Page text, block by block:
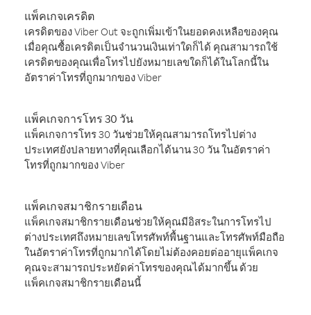
แพ็คเกจเครดิต
เครดิตของ Viber Out จะถูกเพิ่มเข้าในยอดคงเหลือของคุณ
เมื่อคุณซื้อเครดิตเป็นจำนวนเงินเท่าใดก็ได้ คุณสามารถใช้
เครดิตของคุณเพื่อโทรไปยังหมายเลขใดก็ได้ในโลกนี้ใน
อัตราค่าโทรที่ถูกมากของ Viber
แพ็คเกจการโทร 30 วัน
แพ็คเกจการโทร 30 วันช่วยให้คุณสามารถโทรไปต่าง
ประเทศยังปลายทางที่คุณเลือกได้นาน 30 วัน ในอัตราค่า
โทรที่ถูกมากของ Viber
แพ็คเกจสมาชิกรายเดือน
แพ็คเกจสมาชิกรายเดือนช่วยให้คุณมีอิสระในการโทรไป
ต่างประเทศถึงหมายเลขโทรศัพท์พื้นฐานและโทรศัพท์มือถือ
ในอัตราค่าโทรที่ถูกมากได้โดยไม่ต้องคอยต่ออายุแพ็คเกจ
คุณจะสามารถประหยัดค่าโทรของคุณได้มากขึ้น ด้วย
แพ็คเกจสมาชิกรายเดือนนี้